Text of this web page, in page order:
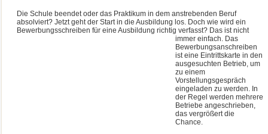
Die Schule beendet oder das Praktikum in dem anstrebenden Beruf
absolviert? Jetzt geht der Start in die Ausbildung los. Doch wie wird ein
Bewerbungsschreiben für eine Ausbildung richtig verfasst? Das ist nicht
immer einfach. Das
Bewerbungsanschreiben
ist eine Eintrittskarte in den
ausgesuchten Betrieb, um
zu einem
Vorstellungsgespräch
eingeladen zu werden. In
der Regel werden mehrere
Betriebe angeschrieben,
das vergrößert die
Chance.